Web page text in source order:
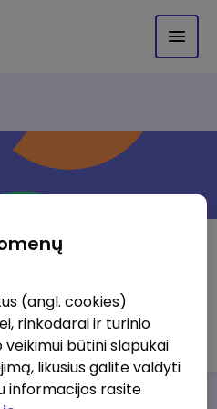
(angl. cookies)
rinkodarai ir turinio
būtini slapukai
likusius galite valdyti
informacijos rasite